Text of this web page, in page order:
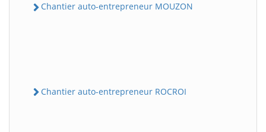
Chantier auto-entrepreneur MOUZON
Chantier auto-entrepreneur ROCROI